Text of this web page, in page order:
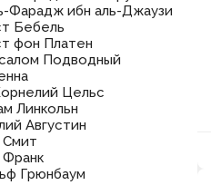
Фарадж ибн аль-Джаузи
Бебель
фон Платен
Подводный
Цельс
Линкольн
Августин
Грюнбаум